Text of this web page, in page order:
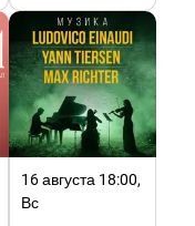
16 августа 18:00,
Вс